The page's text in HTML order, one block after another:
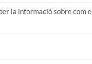
la informació sobre com